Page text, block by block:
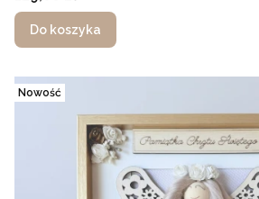
Do koszyka
Nowość